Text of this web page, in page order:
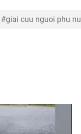
giai cuu nguoi phu nu